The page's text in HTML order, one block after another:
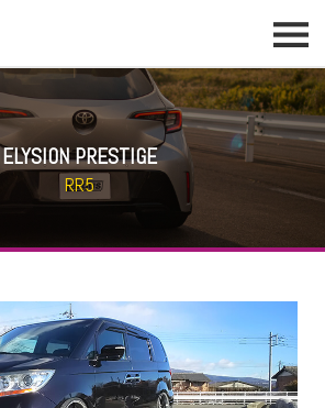
ELYSION PRESTIGE
RR5